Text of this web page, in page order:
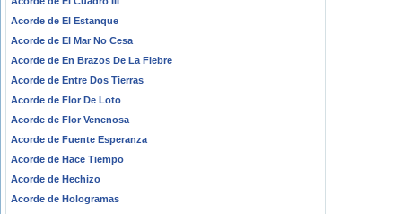
Acorde de El Estanque
Acorde de El Mar No Cesa
Acorde de En Brazos De La Fiebre
Acorde de Entre Dos Tierras
Acorde de Flor De Loto
Acorde de Flor Venenosa
Acorde de Fuente Esperanza
Acorde de Hace Tiempo
Acorde de Hechizo
Acorde de Hologramas